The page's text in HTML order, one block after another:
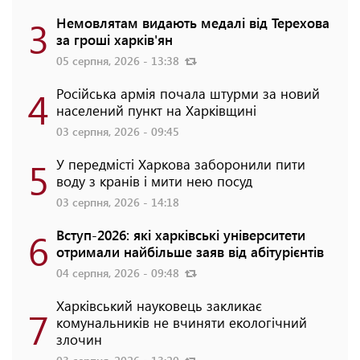
3 Немовлятам видають медалі від Терехова
за гроші харків'ян
05 серпня, 2026 - 13:38
4 Російська армія почала штурми за новий
населений пункт на Харківщині
03 серпня, 2026 - 09:45
5 У передмісті Харкова заборонили пити
воду з кранів і мити нею посуд
03 серпня, 2026 - 14:18
6 Вступ-2026: які харківські університети
отримали найбільше заяв від абітурієнтів
04 серпня, 2026 - 09:48
7 Харківський науковець закликає
комунальників не вчиняти екологічний
злочин